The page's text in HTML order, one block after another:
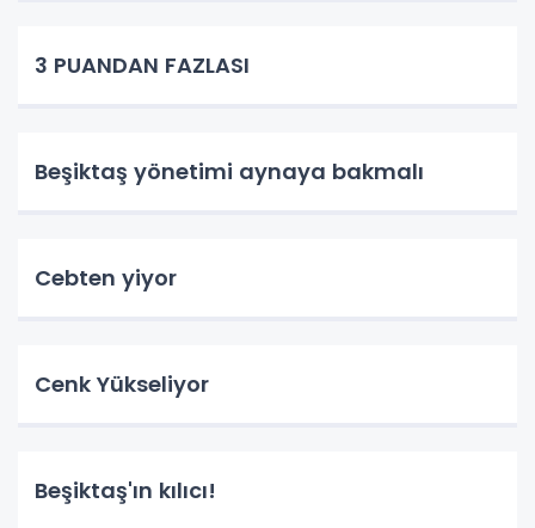
3 PUANDAN FAZLASI
Beşiktaş yönetimi aynaya bakmalı
Cebten yiyor
Cenk Yükseliyor
Beşiktaş'ın kılıcı!